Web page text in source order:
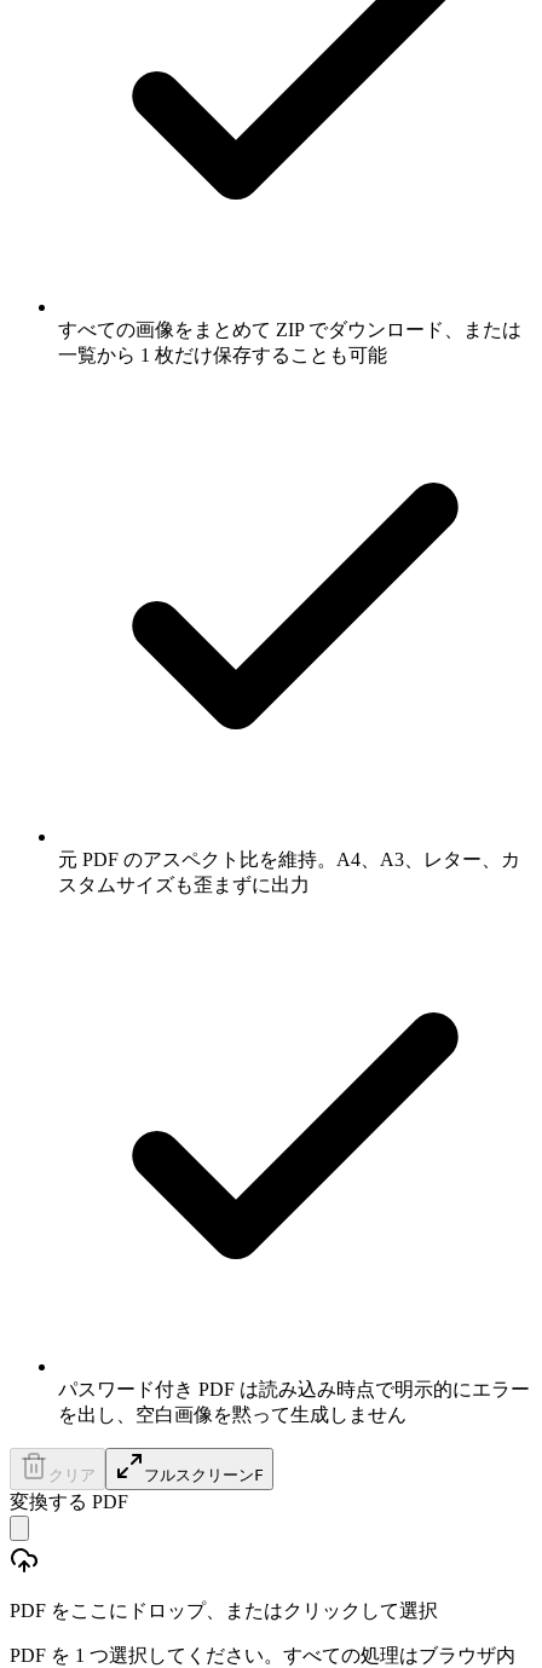
すべての画像をまとめて ZIP でダウンロード、または
一覧から 1 枚だけ保存することも可能
元 PDF のアスペクト比を維持。A4、A3、レター、カ
スタムサイズも歪まずに出力
パスワード付き PDF は読み込み時点で明示的にエラー
を出し、空白画像を黙って生成しません
クリア フルスクリーンF
変換する PDF
PDF をここにドロップ、またはクリックして選択
PDF を 1 つ選択してください。すべての処理はブラウザ内